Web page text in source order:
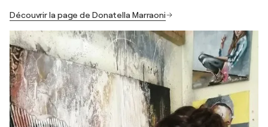
Découvrir la page de Donatella Marraoni